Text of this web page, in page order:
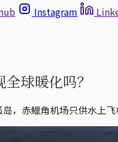
Instagram
球暖化吗？
，赤鱲角机场只供水